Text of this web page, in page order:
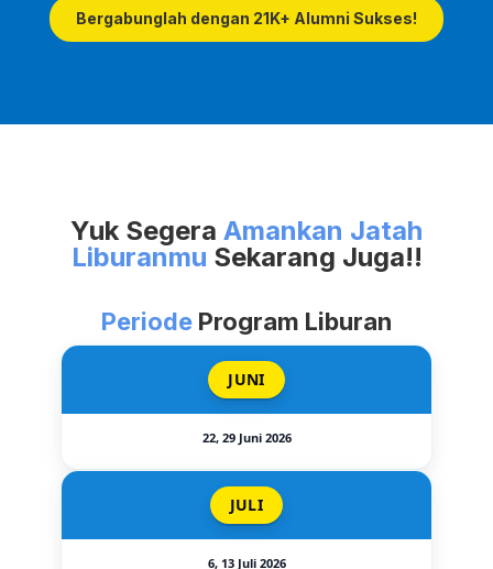
Bergabunglah dengan 21K+ Alumni Sukses!
Yuk Segera Amankan Jatah
Liburanmu Sekarang Juga!!
Periode Program Liburan
JUNI
22, 29 Juni 2026
JULI
6, 13 Juli 2026